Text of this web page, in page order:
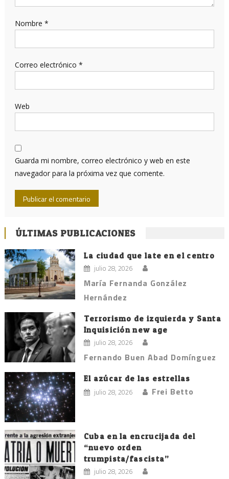
Nombre *
Correo electrónico *
Web
Guarda mi nombre, correo electrónico y web en este
navegador para la próxima vez que comente.
ÚLTIMAS PUBLICACIONES
La ciudad que late en el centro
julio 28, 2026
María Fernanda González
Hernández
Terrorismo de izquierda y Santa
Inquisición new age
julio 28, 2026
Fernando Buen Abad Domínguez
El azúcar de las estrellas
julio 28, 2026 Frei Betto
Cuba en la encrucijada del
“nuevo orden
trumpista/fascista”
julio 28, 2026